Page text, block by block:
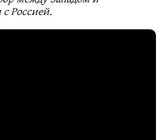
Россией.